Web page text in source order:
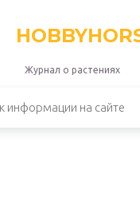
Журнал о растениях